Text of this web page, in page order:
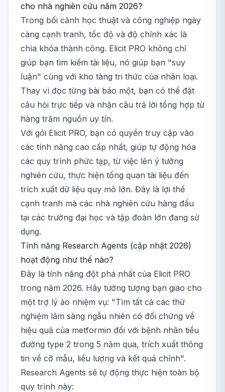
cho nhà nghiên cứu năm 2026?
Trong bối cảnh học thuật và công nghiệp ngày
càng cạnh tranh, tốc độ và độ chính xác là
chìa khóa thành công. Elicit PRO không chỉ
giúp bạn tìm kiếm tài liệu, nó giúp bạn "suy
luận" cùng với kho tàng tri thức của nhân loại.
Thay vì đọc từng bài báo một, bạn có thể đặt
câu hỏi trực tiếp và nhận câu trả lời tổng hợp từ
hàng trăm nguồn uy tín.
Với gói Elicit PRO, bạn có quyền truy cập vào
các tính năng cao cấp nhất, giúp tự động hóa
các quy trình phức tạp, từ việc lên ý tưởng
nghiên cứu, thực hiện tổng quan tài liệu đến
trích xuất dữ liệu quy mô lớn. Đây là lợi thế
cạnh tranh mà các nhà nghiên cứu hàng đầu
tại các trường đại học và tập đoàn lớn đang sử
dụng.
Tính năng Research Agents (cập nhật 2026)
hoạt động như thế nào?
Đây là tính năng đột phá nhất của Elicit PRO
trong năm 2026. Hãy tưởng tượng bạn giao cho
một trợ lý ảo nhiệm vụ: "Tìm tất cả các thử
nghiệm lâm sàng ngẫu nhiên có đối chứng về
hiệu quả của metformin đối với bệnh nhân tiểu
đường type 2 trong 5 năm qua, trích xuất thông
tin về cỡ mẫu, liều lượng và kết quả chính".
Research Agents sẽ tự động thực hiện toàn bộ
quy trình này: